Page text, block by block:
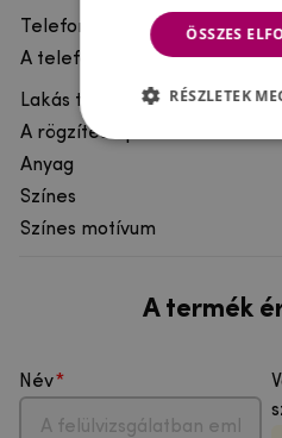
Telefon márka
A telefonmodellhez
Lakás típusa
A rögzítés típusa
Anyag
Színes
Színes motívum
A termék
Név
ÖSSZES
RÉSZLETEK